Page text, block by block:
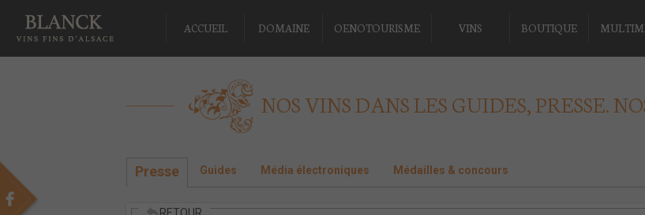
ACCUEIL DOMAINE OENOTOURISME VINS BOUTIQUE
NOS VINS DANS LES GUIDES, PRESSE.
Presse Guides Média électroniques Médailles & concours